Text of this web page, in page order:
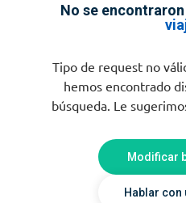
No se encontraron
Tipo de request no
hemos encontrado
búsqueda. Le
Modificar
Hablar con